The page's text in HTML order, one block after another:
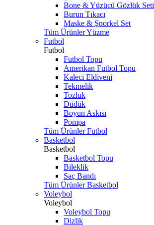
Bone & Yüzücü Gözlük Seti
Burun Tıkacı
Maske & Şnorkel Set
Tüm Ürünler Yüzme
Futbol
Futbol
Futbol Topu
Amerikan Futbol Topu
Kaleci Eldiveni
Tekmelik
Tozluk
Düdük
Boyun Askısı
Pompa
Tüm Ürünler Futbol
Basketbol
Basketbol
Basketbol Topu
Bileklik
Saç Bandı
Tüm Ürünler Basketbol
Voleybol
Voleybol
Voleybol Topu
Dizlik